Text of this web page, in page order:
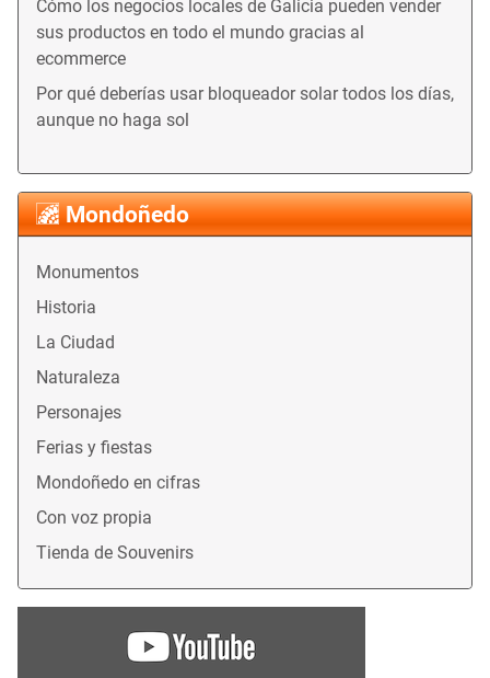
Mondoñedo
Monumentos
Historia
La Ciudad
Naturaleza
Personajes
Ferias y fiestas
Mondoñedo en cifras
Con voz propia
Tienda de Souvenirs
Cómo los negocios locales de Galicia pueden vender
sus productos en todo el mundo gracias al
ecommerce
Por qué deberías usar bloqueador solar todos los días,
aunque no haga sol